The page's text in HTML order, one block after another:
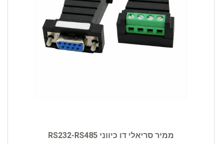
ממיר סריאלי דו כיווני RS232-RS485